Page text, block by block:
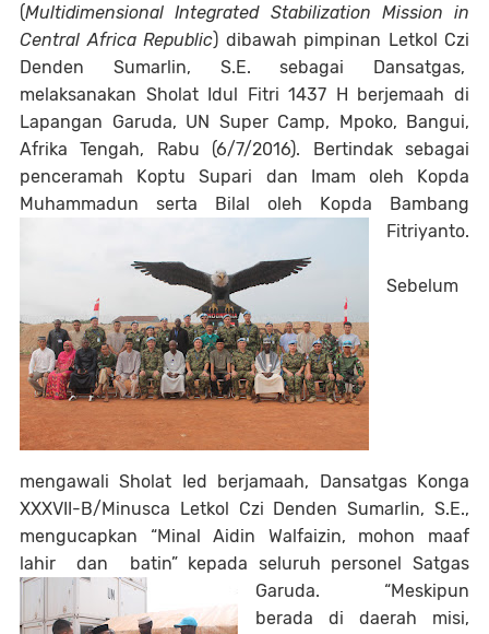
(Multidimensional Integrated Stabilization Mission in
Central Africa Republic) dibawah pimpinan Letkol Czi
Denden Sumarlin, S.E. sebagai Dansatgas,
melaksanakan Sholat Idul Fitri 1437 H berjemaah di
Lapangan Garuda, UN Super Camp, Mpoko, Bangui,
Afrika Tengah, Rabu (6/7/2016). Bertindak sebagai
penceramah Koptu Supari dan Imam oleh Kopda
Muhammadun serta Bilal oleh Kopda Bambang
Fitriyanto.
Sebelum
mengawali Sholat Ied berjamaah, Dansatgas Konga
XXXVII-B/Minusca Letkol Czi Denden Sumarlin, S.E.,
mengucapkan “Minal Aidin Walfaizin, mohon maaf
lahir dan batin” kepada seluruh personel Satgas
Garuda. “Meskipun
berada di daerah misi,